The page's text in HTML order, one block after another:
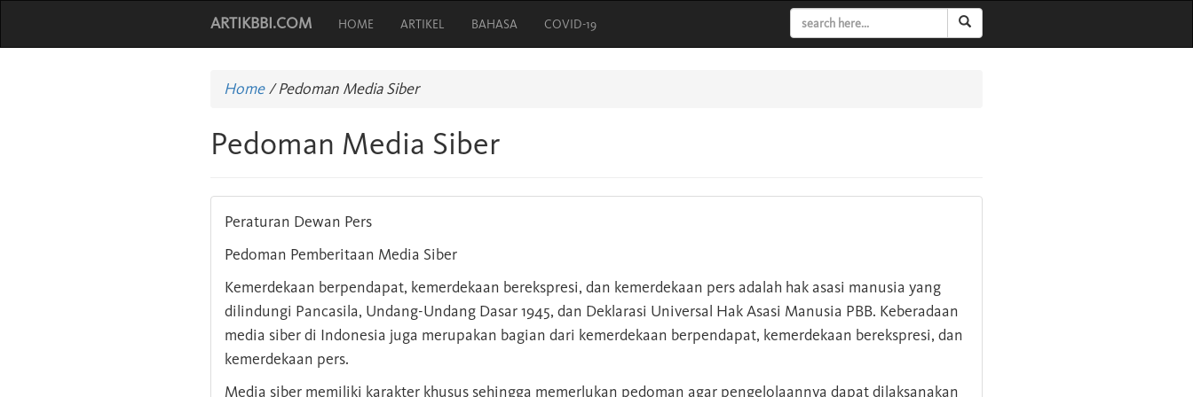
ARTIKBBI.COM HOME ARTIKEL BAHASA COVID-19
Home/Pedoman Media Siber
Pedoman Media Siber
Peraturan Dewan Pers
Pedoman Pemberitaan Media Siber
Kemerdekaan berpendapat, kemerdekaan berekspresi, dan kemerdekaan pers adalah hak asasi manusia yang
dilindungi Pancasila, Undang-Undang Dasar 1945, dan Deklarasi Universal Hak Asasi Manusia PBB. Keberadaan
media siber di Indonesia juga merupakan bagian dari kemerdekaan berpendapat, kemerdekaan berekspresi, dan
kemerdekaan pers.
Media siber memiliki karakter khusus sehingga memerlukan pedoman agar pengelolaannya dapat dilaksanakan